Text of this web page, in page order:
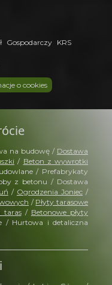
KRS
o cookies
na budowę / Dostawa
/ Beton z wywrotki
/ Prefabrykaty
z betonu / Dostawa
/ Ogrodzenia Joniec/
/ Płyty tarasowe
taras/ Betonowe płyty
/ Hurtowa i detaliczna